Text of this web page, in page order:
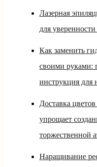
Лазерная
для
Как заменить
своими руками:
инструкция для
Доставка
упрощает
торжественной
Наращивание